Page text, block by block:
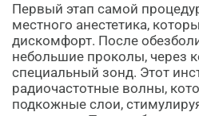
Первый этап самой
местного анестетика,
дискомфорт. После
небольшие проколы, через
специальный зонд. Этот
радиочастотные волны,
подкожные слои,